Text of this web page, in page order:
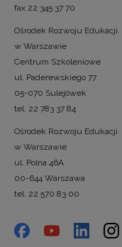
fax 22 345 37 70
Ośrodek Rozwoju Edukacji
w Warszawie
Centrum Szkoleniowe
ul. Paderewskiego 77
05-070 Sulejówek
tel. 22 783 37 84
Ośrodek Rozwoju Edukacji
w Warszawie
ul. Polna 46A
00-644 Warszawa
tel. 22 570 83 00